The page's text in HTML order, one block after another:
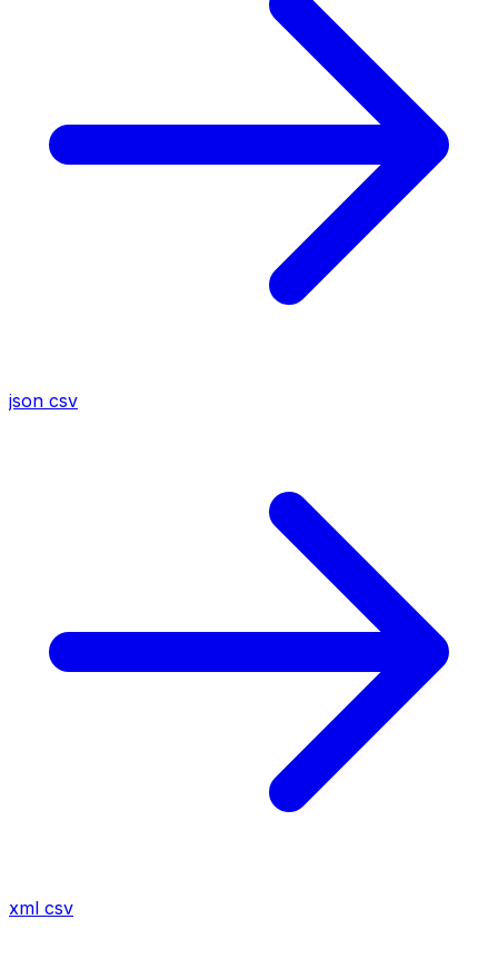
json csv
xml csv